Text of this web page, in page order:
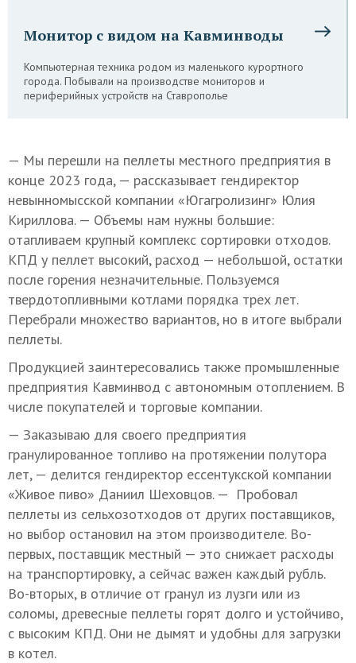
Монитор с видом на Кавминводы
Компьютерная техника родом из маленького курортного
города. Побывали на производстве мониторов и
периферийных устройств на Ставрополье
— Мы перешли на пеллеты местного предприятия в
конце 2023 года, — рассказывает гендиректор
невынномысской компании «Югагролизинг» Юлия
Кириллова. — Объемы нам нужны большие:
отапливаем крупный комплекс сортировки отходов.
КПД у пеллет высокий, расход — небольшой, остатки
после горения незначительные. Пользуемся
твердотопливными котлами порядка трех лет.
Перебрали множество вариантов, но в итоге выбрали
пеллеты.
Продукцией заинтересовались также промышленные
предприятия Кавминвод с автономным отоплением. В
числе покупателей и торговые компании.
— Заказываю для своего предприятия
гранулированное топливо на протяжении полутора
лет, — делится гендиректор ессентукской компании
«Живое пиво» Даниил Шеховцов. — Пробовал
пеллеты из сельхозотходов от других поставщиков,
но выбор остановил на этом производителе. Во-
первых, поставщик местный — это снижает расходы
на транспортировку, а сейчас важен каждый рубль.
Во-вторых, в отличие от гранул из лузги или из
соломы, древесные пеллеты горят долго и устойчиво,
с высоким КПД. Они не дымят и удобны для загрузки
в котел.